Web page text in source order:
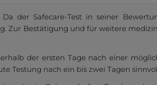
der Safecare-Test in seiner
Zur Bestätigung und für weitere
der ersten Tage nach einer
Testung nach ein bis zwei Tagen